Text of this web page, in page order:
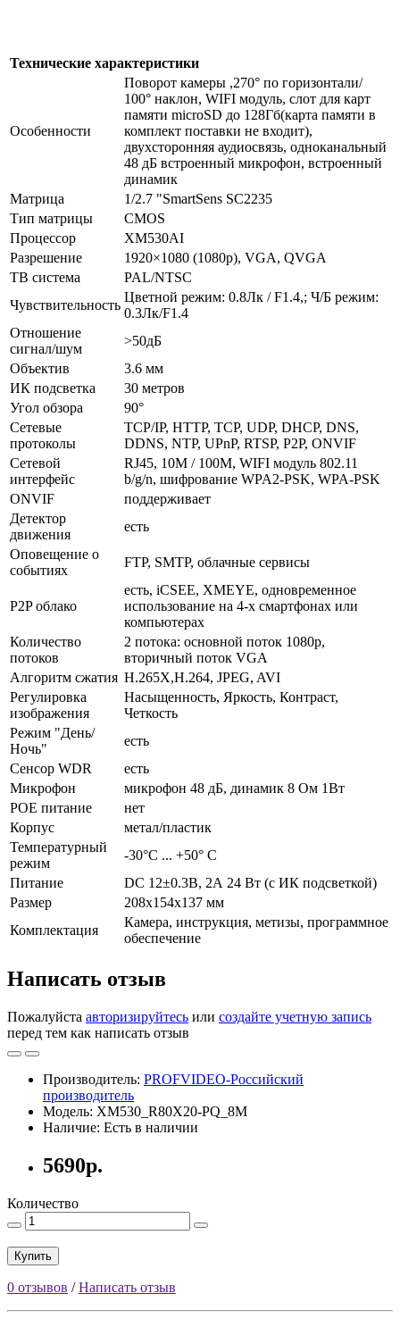
Технические характеристики
Особенности
Поворот камеры ,270° по горизонтали/
100° наклон, WIFI модуль, слот для карт
памяти microSD до 128Гб(карта памяти в
комплект поставки не входит),
двухсторонняя аудиосвязь, одноканальный
48 дБ встроенный микрофон, встроенный
динамик
Матрица
1/2.7 "SmartSens SC2235
Тип матрицы
CMOS
Процессор
XM530AI
Разрешение
1920×1080 (1080p), VGA, QVGA
ТВ система
PAL/NTSC
Чувствительность
Цветной режим: 0.8Лк / F1.4,; Ч/Б режим:
0.3Лк/F1.4
Отношение
сигнал/шум
>50дБ
Объектив
3.6 мм
ИК подсветка
30 метров
Угол обзора
90°
Сетевые
протоколы
TCP/IP, HTTP, TCP, UDP, DHCP, DNS,
DDNS, NTP, UPnP, RTSP, P2P, ONVIF
Сетевой
интерфейс
RJ45, 10M / 100M, WIFI модуль 802.11
b/g/n, шифрование WPA2-PSK, WPA-PSK
ONVIF
поддерживает
Детектор
движения
есть
Оповещение о
событиях
FTP, SMTP, облачные сервисы
P2P облако
есть, iCSEE, XMEYE, одновременное
использование на 4-х смартфонах или
компьютерах
Количество
потоков
2 потока: основной поток 1080p,
вторичный поток VGA
Алгоритм сжатия H.265X,H.264, JPEG, AVI
Регулировка
изображения
Насыщенность, Яркость, Контраст,
Четкость
Режим "День/
Ночь"
есть
Сенсор WDR
есть
Микрофон
микрофон 48 дБ, динамик 8 Ом 1Вт
POE питание
нет
Корпус
метал/пластик
Температурный
режим
-30°С ... +50° С
Питание
DC 12±0.3В, 2А 24 Вт (c ИК подсветкой)
Размер
208x154x137 мм
Комплектация
Камера, инструкция, метизы, программное
обеспечение
Написать отзыв
Пожалуйста авторизируйтесь или создайте учетную запись
перед тем как написать отзыв
Производитель: PROFVIDEO-Российский
производитель
Модель: XM530_R80X20-PQ_8M
Наличие: Есть в наличии
5690р.
Количество
Купить
0 отзывов /Написать отзыв